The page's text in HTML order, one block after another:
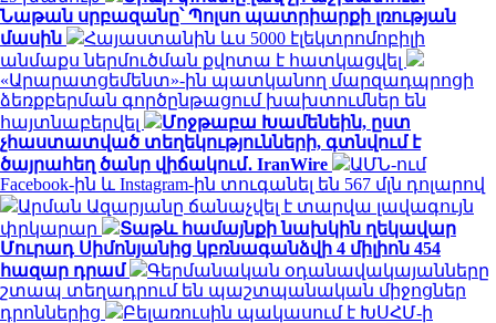
Նաթան սրբազանը՝ Պոլսո պատրիարքի լռության
մասին
Հայաստանին ևս 5000 էլեկտրոմոբիլի
անմաքս ներմուծման քվոտա է հատկացվել
«Արարատցեմենտ»-ին պատկանող մարզադպրոցի
ձեռքբերման գործընթացում խախտումներ են
հայտնաբերվել
Մոջթաբա Խամենեին, ըստ
չհաստատված տեղեկությունների, գտնվում է
ծայրահեղ ծանր վիճակում․ IranWire
ԱՄՆ-ում
Facebook-ին և Instagram-ին տուգանել են 567 մլն դոլարով
Արման Ազարյանը ճանաչվել է տարվա լավագույն
փրկարար
Տաթև համայնքի նախկին ղեկավար
Մուրադ Սիմոնյանից կբռնագանձվի 4 միլիոն 454
հազար դրամ
Գերմանական օդանավակայանները
շտապ տեղադրում են պաշտպանական միջոցներ
դրոններից
Բելառուսին պակասում է ԽՍՀՄ-ի